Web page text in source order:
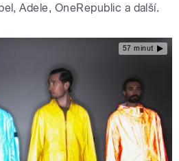
Adele, OneRepublic a další.
57 minut